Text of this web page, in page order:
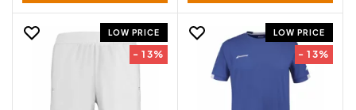
LOW PRICE
- 13%
LOW PRICE
- 13%